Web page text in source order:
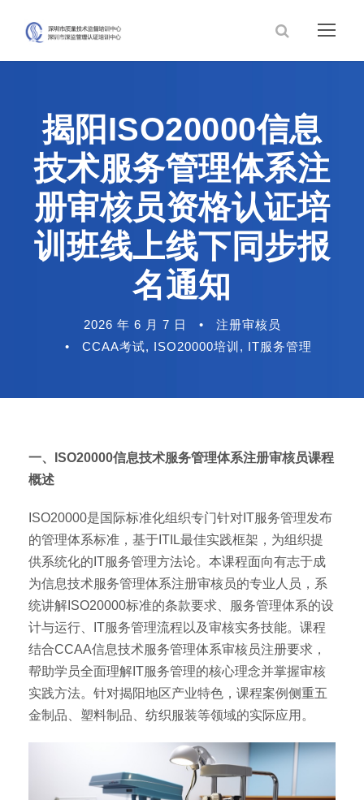
揭阳ISO20000信息
技术服务管理体系注
册审核员资格认证培
训班线上线下同步报
名通知
2026 年 6 月 7 日 •
注册审核员
•
CCAA考试, ISO20000培训 , IT服务管理
一、ISO20000信息技术服务管理体系注册审核员课程
概述
ISO20000是国际标准化组织专门针对IT服务管理发布
的管理体系标准，基于ITIL最佳实践框架，为组织提
供系统化的IT服务管理方法论。本课程面向有志于成
为信息技术服务管理体系注册审核员的专业人员，系
统讲解ISO20000标准的条款要求、服务管理体系的设
计与运行、IT服务管理流程以及审核实务技能。课程
结合CCAA信息技术服务管理体系审核员注册要求，
帮助学员全面理解IT服务管理的核心理念并掌握审核
实践方法。针对揭阳地区产业特色，课程案例侧重五
金制品、塑料制品、纺织服装等领域的实际应用。